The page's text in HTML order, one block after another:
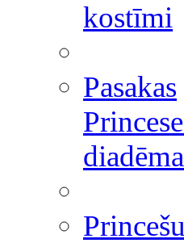
kostīmi
Pasakas